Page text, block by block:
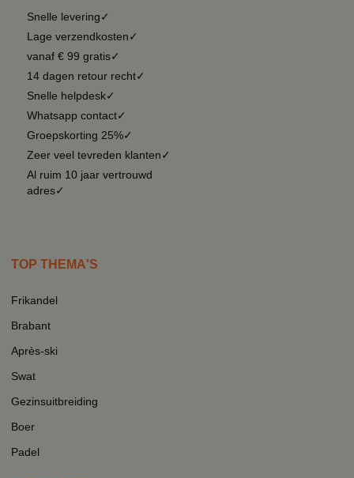
Snelle levering✓
Lage verzendkosten✓
vanaf € 99 gratis✓
14 dagen retour recht✓
Snelle helpdesk✓
Whatsapp contact✓
Groepskorting 25%✓
Zeer veel tevreden klanten✓
Al ruim 10 jaar vertrouwd
adres✓
TOP THEMA'S
Frikandel
Brabant
Après-ski
Swat
Gezinsuitbreiding
Boer
Padel